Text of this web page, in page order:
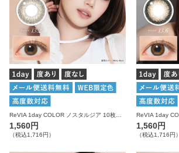
1,560円
（税込1,716円）
1,560円
（税込1,716円）